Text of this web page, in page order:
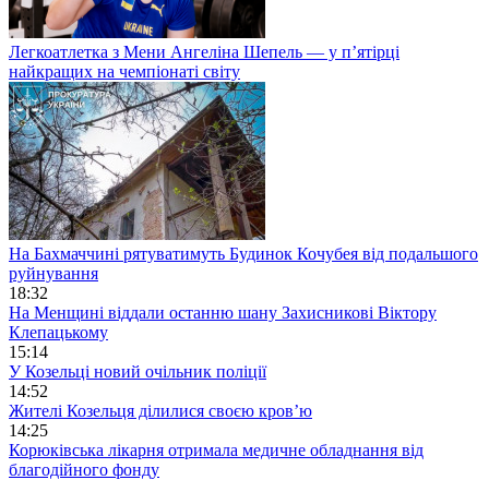
Легкоатлетка з Мени Ангеліна Шепель — у п’ятірці
найкращих на чемпіонаті світу
На Бахмаччині рятуватимуть Будинок Кочубея від подальшого
руйнування
18:32
На Менщині віддали останню шану Захисникові Віктору
Клепацькому
15:14
У Козельці новий очільник поліції
14:52
Жителі Козельця ділилися своєю кров’ю
14:25
Корюківська лікарня отримала медичне обладнання від
благодійного фонду